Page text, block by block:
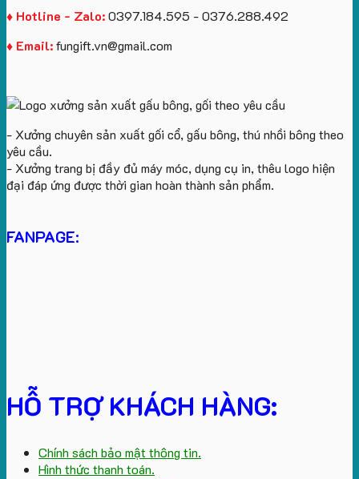
♦ Hotline - Zalo:0397.184.595 - 0376.288.492
♦ Email:fungift.vn@gmail.com
- Xưởng chuyên sản xuất gối cổ, gấu bông, thú nhồi bông theo
yêu cầu.
- Xưởng trang bị đầy đủ máy móc, dụng cụ in, thêu logo hiện
đại đáp ứng được thời gian hoàn thành sản phẩm.
FANPAGE:
HỖ TRỢ KHÁCH HÀNG:
Chính sách bảo mật thông tin.
Hình thức thanh toán.